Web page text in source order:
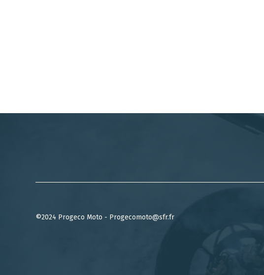
©2024 Progeco Moto - Progecomoto@sfr.fr